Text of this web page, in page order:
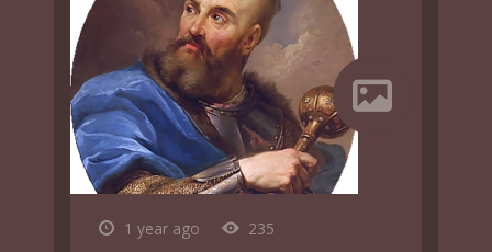
1 year ago 235